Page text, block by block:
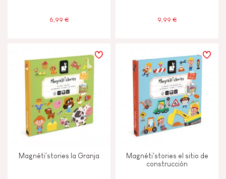
Manipular y manejar
Memorizar y asimilar
Tocar, mirar y escuchar
6,99 € 9,99 €
Magnéti'stories la Granja
Magnéti'stories el sitio de
construcción